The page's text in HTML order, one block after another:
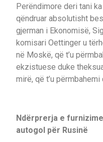
Perëndimore deri tani
qëndruar absolutisht
gjerman i Ekonomisë,
komisari Oettinger u
në Moskë, që t’u
ekzistuese duke
mirë, që t’u
Ndërprerja e
autogol për Rusinë